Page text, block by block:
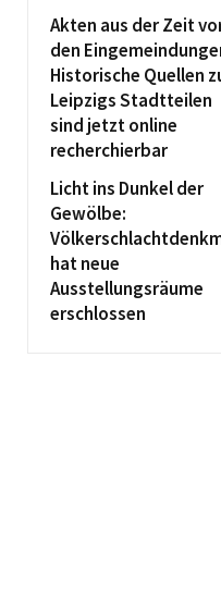
Akten aus der Zeit
den
Historische Quellen
Leipzigs Stadtteilen
sind jetzt online
recherchierbar
Licht ins Dunkel der
Gewölbe:
hat neue
Ausstellungsräume
erschlossen